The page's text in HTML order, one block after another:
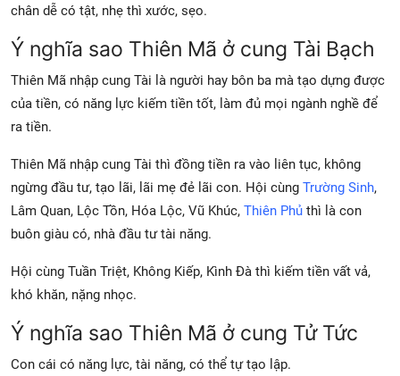
chân dễ có tật, nhẹ thì xước, sẹo.
Ý nghĩa sao Thiên Mã ở cung Tài Bạch
Thiên Mã nhập cung Tài là người hay bôn ba mà tạo dựng được
của tiền, có năng lực kiếm tiền tốt, làm đủ mọi ngành nghề để
ra tiền.
Thiên Mã nhập cung Tài thì đồng tiền ra vào liên tục, không
ngừng đầu tư, tạo lãi, lãi mẹ đẻ lãi con. Hội cùng Trường Sinh,
Lâm Quan, Lộc Tồn, Hóa Lộc, Vũ Khúc, Thiên Phủ thì là con
buôn giàu có, nhà đầu tư tài năng.
Hội cùng Tuần Triệt, Không Kiếp, Kình Đà thì kiếm tiền vất vả,
khó khăn, nặng nhọc.
Ý nghĩa sao Thiên Mã ở cung Tử Tức
Con cái có năng lực, tài năng, có thể tự tạo lập.